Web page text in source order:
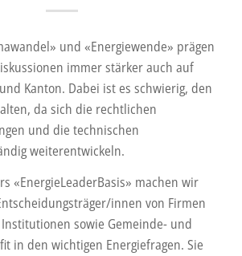
und «Energiewende» prägen
immer stärker auch auf
Kanton. Dabei ist es schwierig, den
da sich die rechtlichen
und die technischen
weiterentwickeln.
«EnergieLeaderBasis» machen wir
innen von Firmen
sowie Gemeinde- und
in den wichtigen Energiefragen. Sie